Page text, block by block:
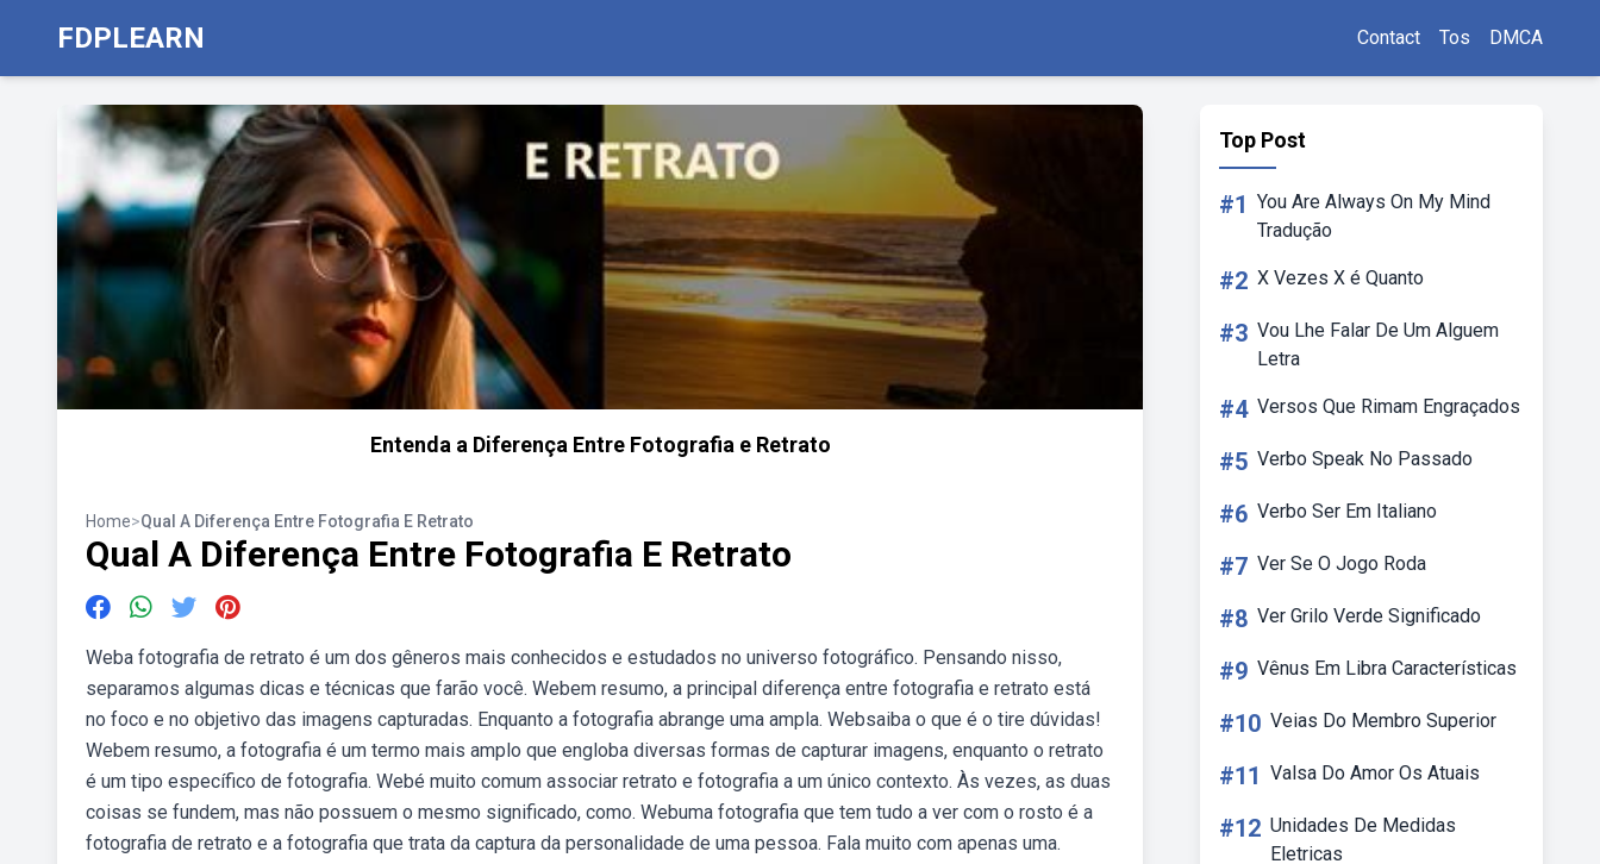
FDPLEARN Contact Tos DMCA
Entenda a Diferença Entre Fotografia e Retrato
Home>Qual A Diferença Entre Fotografia E Retrato
Qual A Diferença Entre Fotografia E Retrato
Weba fotografia de retrato é um dos gêneros mais conhecidos e estudados no universo fotográfico. Pensando nisso,
separamos algumas dicas e técnicas que farão você. Webem resumo, a principal diferença entre fotografia e retrato está
no foco e no objetivo das imagens capturadas. Enquanto a fotografia abrange uma ampla. Websaiba o que é o tire dúvidas!
Webem resumo, a fotografia é um termo mais amplo que engloba diversas formas de capturar imagens, enquanto o retrato
é um tipo específico de fotografia. Webé muito comum associar retrato e fotografia a um único contexto. Às vezes, as duas
coisas se fundem, mas não possuem o mesmo significado, como. Webuma fotografia que tem tudo a ver com o rosto é a
fotografia de retrato e a fotografia que trata da captura da personalidade de uma pessoa. Fala muito com apenas uma.
Top Post
#1 You Are Always On My Mind
Tradução
#2 X Vezes X é Quanto
#3 Vou Lhe Falar De Um Alguem
Letra
#4 Versos Que Rimam Engraçados
#5 Verbo Speak No Passado
#6 Verbo Ser Em Italiano
#7 Ver Se O Jogo Roda
#8 Ver Grilo Verde Significado
#9 Vênus Em Libra Características
#10 Veias Do Membro Superior
#11 Valsa Do Amor Os Atuais
#12 Unidades De Medidas
Eletricas